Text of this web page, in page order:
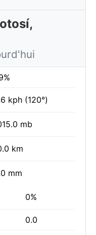
kph (120°)
mb
km
mm
0%
0.0